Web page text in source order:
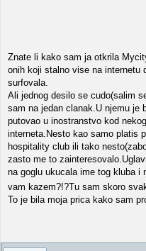
Znate li kako sam ja otkrila
onih koji stalno vise na internetu
surfovala.
Ali jednog desilo se cudo(salim
sam na jedan clanak.U njemu je
putovao u inostranstvo kod
interneta.Nesto kao samo platis
hospitality club ili tako
zasto me to
na goglu ukucala ime tog kluba i
vam kazem?!?Tu sam skoro
To je bila moja prica kako sam